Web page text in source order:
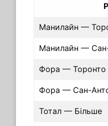
Манилайн —
Манилайн —
Фора — Торонто
Фора — Сан-
Тотал — Більше